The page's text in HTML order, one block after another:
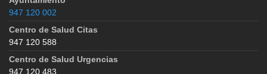
947 120 002
Centro de Salud Citas
947 120 588
Centro de Salud Urgencias
947 120 483